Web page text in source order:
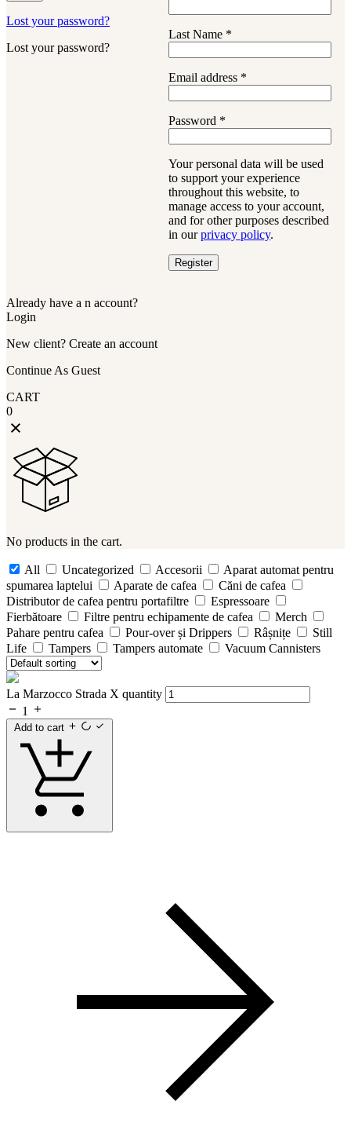
Lost your password?
Lost your password?
Last Name *
Email address *
Password *
Your personal data will be used
to support your experience
throughout this website, to
manage access to your account,
and for other purposes described
in ourprivacy policy.
Register
Already have a n account?
Login
New client? Create an account
Continue As Guest
CART
0
No products in the cart.
All Uncategorized Accesorii
Aparat automat pentru
spumarea laptelui
Aparate de cafea
Căni de cafea
Distributor de cafea pentru portafiltre
Espressoare
Fierbătoare
Filtre pentru echipamente de cafea
Merch
Pahare pentru cafea
Pour-over și Drippers Râșnițe
Still
Life
Tampers Tampers automate Vacuum Cannisters
La Marzocco Strada X quantity
1
Add to cart